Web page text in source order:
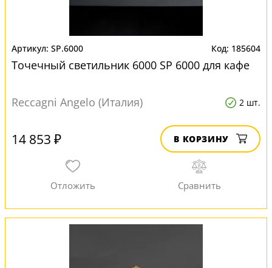
SP.6000 185604
Точечный светильник 6000 SP 6000 для кафе
Reccagni Angelo (Италия) 2 шт.
14 853 ₽ В КОРЗИНУ